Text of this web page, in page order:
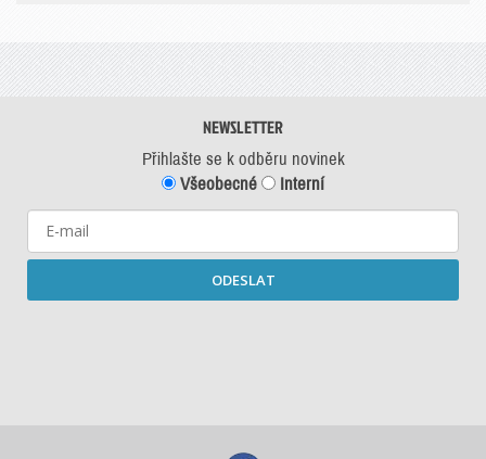
NEWSLETTER
Přihlašte se k odběru novinek
Všeobecné
Interní
ODESLAT